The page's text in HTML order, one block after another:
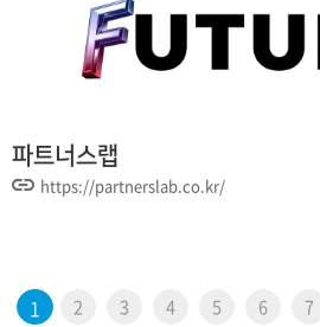
파트너스랩
https://partnerslab.co.kr/
1 2 3 4 5 6 7